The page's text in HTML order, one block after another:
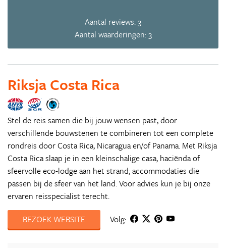
Aantal reviews: 3
Aantal waarderingen: 3
Riksja Costa Rica
Stel de reis samen die bij jouw wensen past, door
verschillende bouwstenen te combineren tot een complete
rondreis door Costa Rica, Nicaragua en/of Panama. Met Riksja
Costa Rica slaap je in een kleinschalige casa, haciënda of
sfeervolle eco-lodge aan het strand; accommodaties die
passen bij de sfeer van het land. Voor advies kun je bij onze
ervaren reisspecialist terecht.
BEZOEK WEBSITE
Volg: